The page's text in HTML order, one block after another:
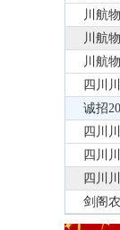
川航
川航
川航
四川
诚招
四川
四川
四川
剑阁